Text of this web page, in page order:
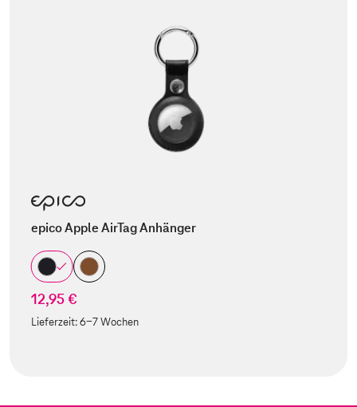
epico Apple AirTag Anhänger
12,95 €
Lieferzeit:6-7 Wochen